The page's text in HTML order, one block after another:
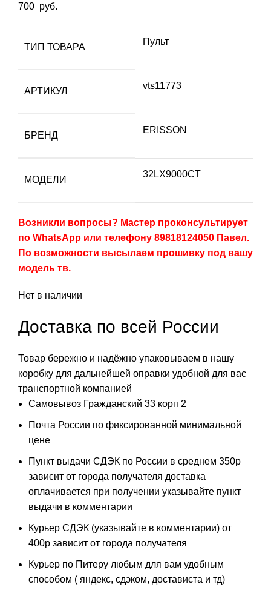
700 руб.
ТИП ТОВАРА
Пульт
АРТИКУЛ
vts11773
БРЕНД
ERISSON
МОДЕЛИ
32LX9000CT
Возникли вопросы? Мастер проконсультирует
по WhatsApp или телефону 89818124050 Павел.
По возможности высылаем прошивку под вашу
модель тв.
Нет в наличии
Доставка по всей России
Товар бережно и надёжно упаковываем в нашу
коробку для дальнейшей оправки удобной для вас
транспортной компанией
Самовывоз Гражданский 33 корп 2
Почта России по фиксированной минимальной
цене
Пункт выдачи СДЭК по России в среднем 350р
зависит от города получателя доставка
оплачивается при получении указывайте пункт
выдачи в комментарии
Курьер СДЭК (указывайте в комментарии) от
400р зависит от города получателя
Курьер по Питеру любым для вам удобным
способом ( яндекс, сдэком, достависта и тд)